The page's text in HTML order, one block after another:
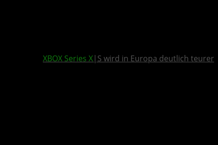
XBOX Series X|S wird in Europa deutlich teurer